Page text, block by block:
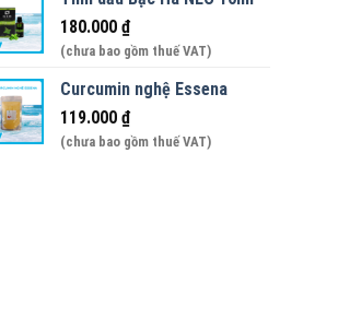
180.000 ₫
(chưa bao gồm thuế VAT)
Curcumin nghệ Essena
119.000 ₫
(chưa bao gồm thuế VAT)